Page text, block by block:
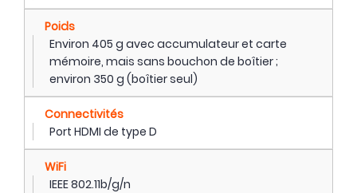
Poids
Environ 405 g avec accumulateur et carte
mémoire, mais sans bouchon de boîtier ;
environ 350 g (boîtier seul)
Connectivités
Port HDMI de type D
WiFi
IEEE 802.11b/g/n